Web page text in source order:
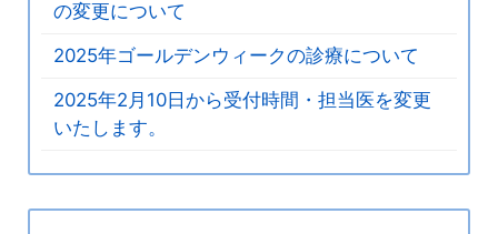
の変更について
2025年ゴールデンウィークの診療について
2025年2月10日から受付時間・担当医を変更
いたします。